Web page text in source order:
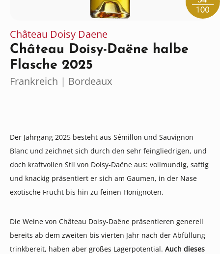
Château Doisy Daene
Château Doisy-Daëne halbe
Flasche 2025
Frankreich | Bordeaux
Der Jahrgang 2025 besteht aus Sémillon und Sauvignon
Blanc und zeichnet sich durch den sehr feingliedrigen, und
doch kraftvollen Stil von Doisy-Daëne aus: vollmundig, saftig
und knackig präsentiert er sich am Gaumen, in der Nase
exotische Frucht bis hin zu feinen Honignoten.
Die Weine von Château Doisy-Daëne präsentieren generell
bereits ab dem zweiten bis vierten Jahr nach der Abfüllung
trinkbereit, haben aber großes Lagerpotential. Auch dieses